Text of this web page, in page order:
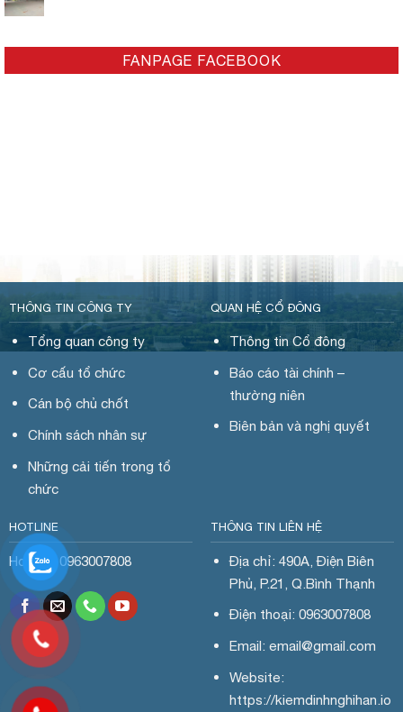
FANPAGE FACEBOOK
THÔNG TIN CÔNG TY
Tổng quan công ty
Cơ cấu tổ chức
Cán bộ chủ chốt
Chính sách nhân sự
Những cải tiến trong tổ
chức
QUAN HỆ CỔ ĐÔNG
Thông tin Cổ đông
Báo cáo tài chính –
thường niên
Biên bản và nghị quyết
HOTLINE
Hotline: 0963007808
THÔNG TIN LIÊN HỆ
Địa chỉ: 490A, Điện Biên
Phủ, P.21, Q.Bình Thạnh
Điện thoại: 0963007808
Email: email@gmail.com
Website:
https://kiemdinhnghihan.io